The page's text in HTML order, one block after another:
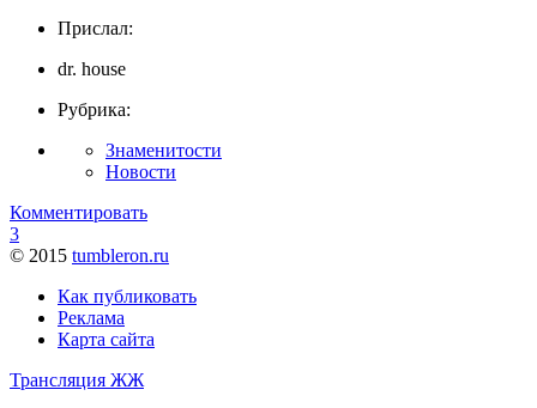
Прислал:
dr. house
Рубрика:
Знаменитости
Новости
Комментировать
3
© 2015 tumbleron.ru
Как публиковать
Реклама
Карта сайта
Трансляция ЖЖ